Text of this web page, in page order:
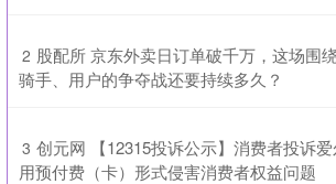
2 股配所 京东外卖日订单破千万，这场围绕
骑手、用户的争夺战还要持续多久？
3 创元网 【12315投诉公示】消费者投诉
用预付费（卡）形式侵害消费者权益问题